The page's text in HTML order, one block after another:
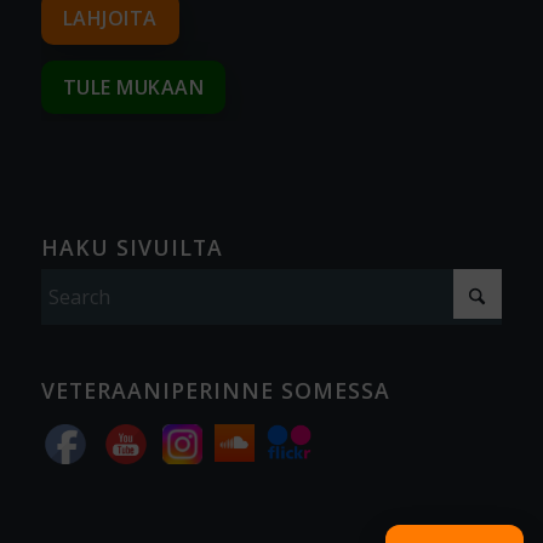
LAHJOITA
TULE MUKAAN
HAKU SIVUILTA
VETERAANIPERINNE SOMESSA